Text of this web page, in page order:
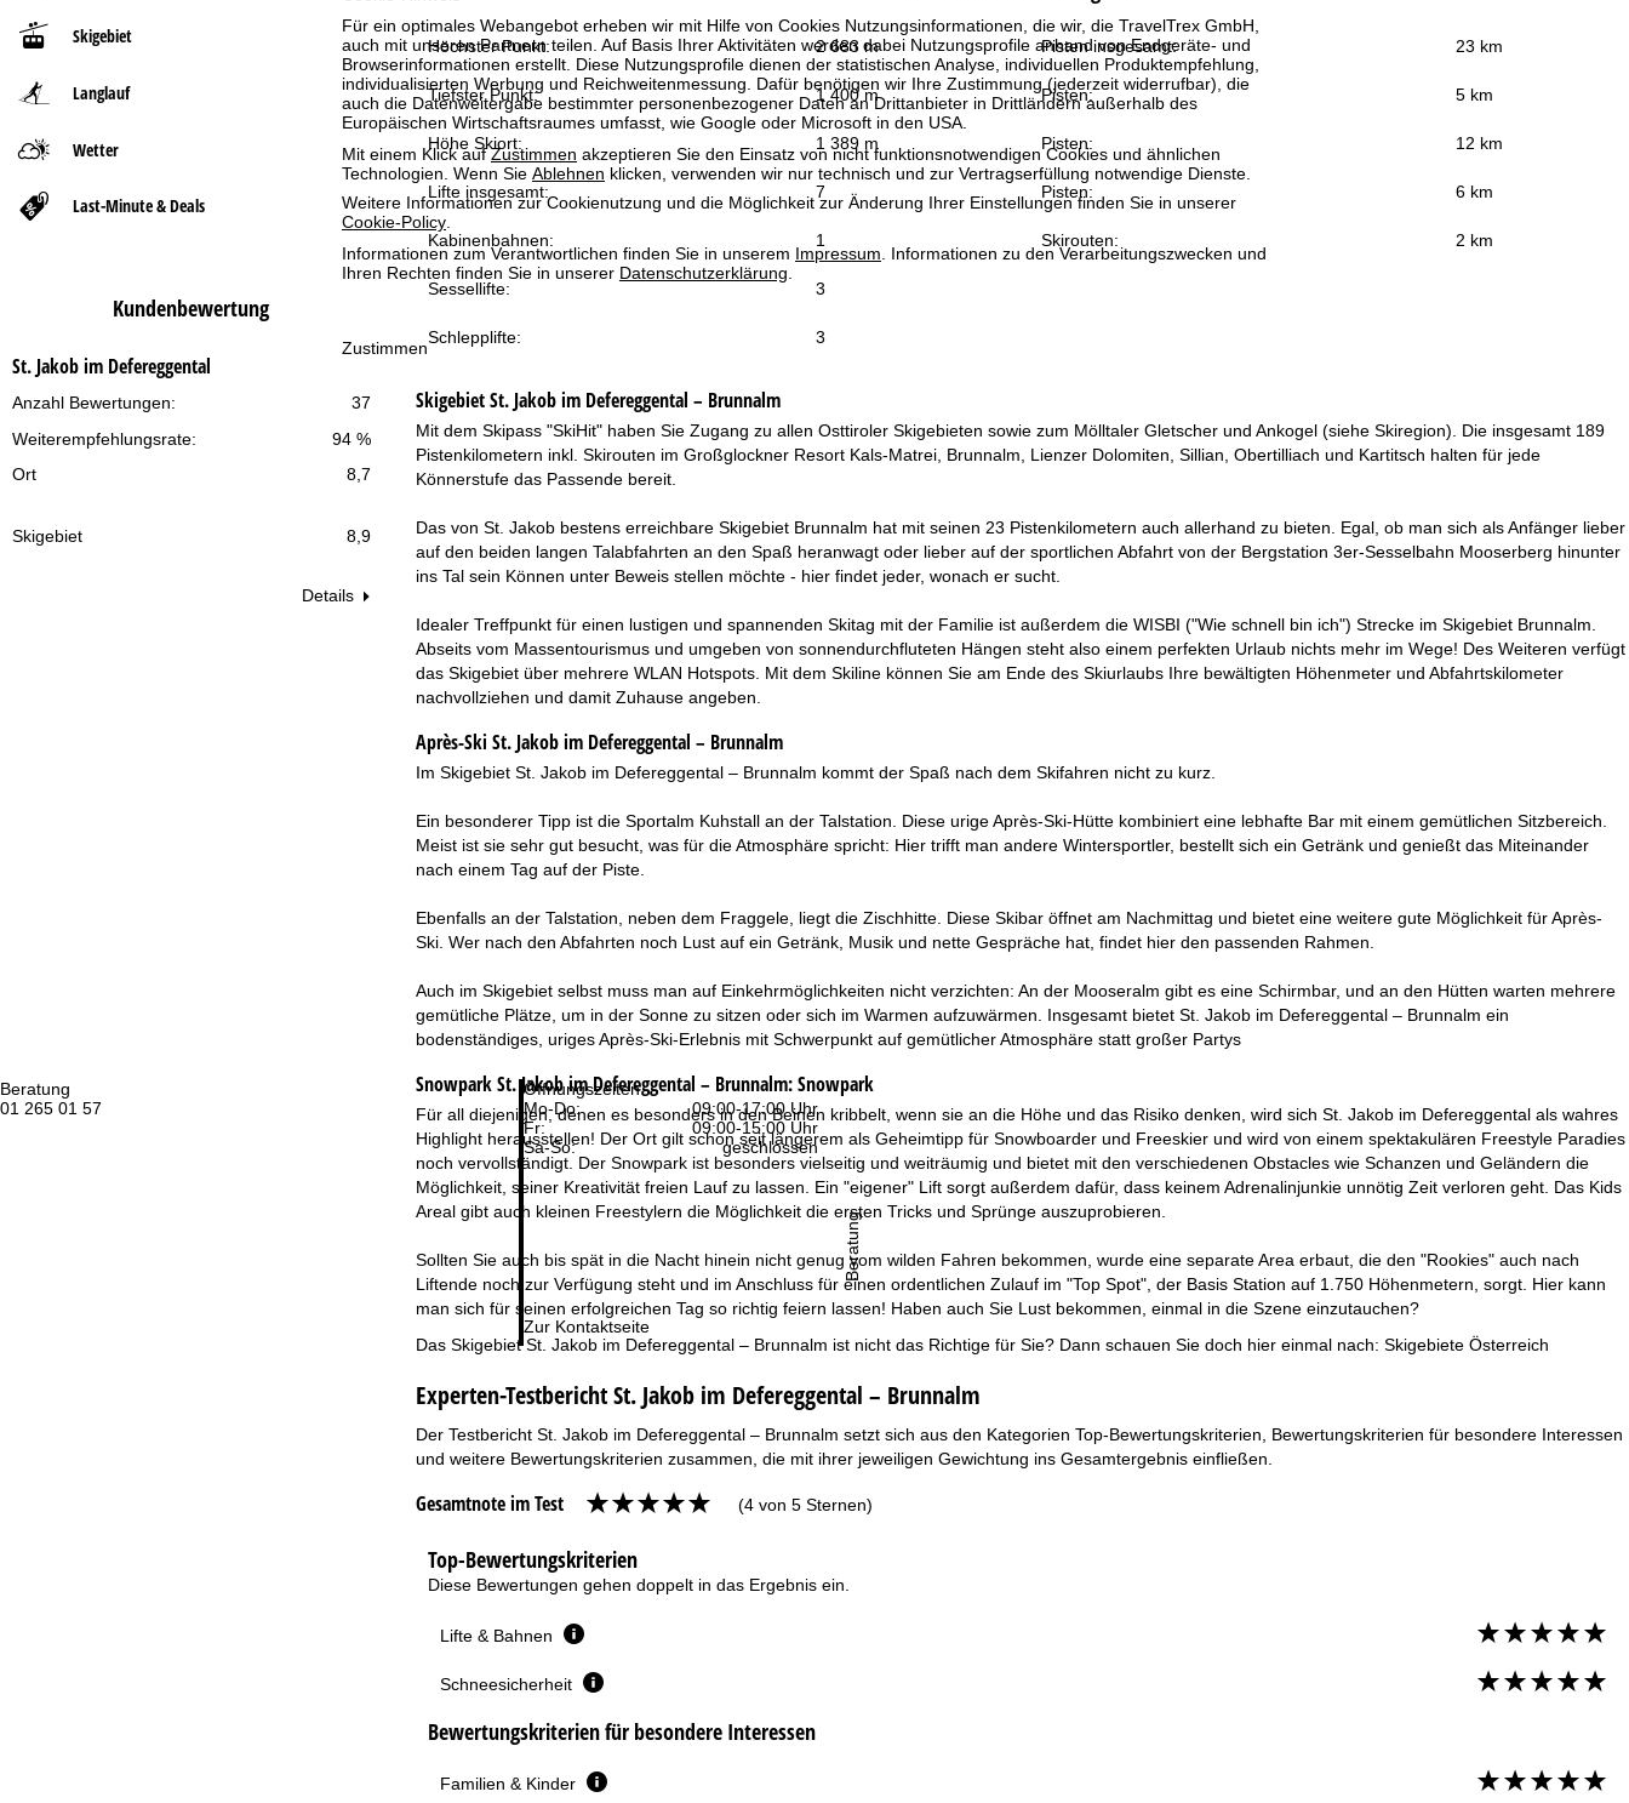
Für ein optimales Webangebot erheben wir mit Hilfe von Cookies Nutzungsinformationen, die wir, die TravelTrex GmbH,
auch mit unseren Partnern teilen. Auf Basis Ihrer Aktivitäten werden dabei Nutzungsprofile anhand von Endgeräte- und
Browserinformationen erstellt. Diese Nutzungsprofile dienen der statistischen Analyse, individuellen Produktempfehlung,
individualisierten Werbung und Reichweitenmessung. Dafür benötigen wir Ihre Zustimmung (jederzeit widerrufbar), die
auch die Datenweitergabe bestimmter personenbezogener Daten an Drittanbieter in Drittländern außerhalb des
Europäischen Wirtschaftsraumes umfasst, wie Google oder Microsoft in den USA.
Mit einem Klick aufZustimmen akzeptieren Sie den Einsatz von nicht funktionsnotwendigen Cookies und ähnlichen
Technologien. Wenn Sie Ablehnen klicken, verwenden wir nur technisch und zur Vertragserfüllung notwendige Dienste.
Weitere Informationen zur Cookienutzung und die Möglichkeit zur Änderung Ihrer Einstellungen finden Sie in unserer
Cookie-Policy.
Informationen zum Verantwortlichen finden Sie in unserem Impressum. Informationen zu den Verarbeitungszwecken und
Ihren Rechten finden Sie in unserer Datenschutzerklärung.
Zustimmen
Beratung
01 265 01 57
Öffnungszeiten
Mo-Do:
09:00-17:00 Uhr
Fr:
09:00-15:00 Uhr
Sa-So:
geschlossen
Zur Kontaktseite
Beratung
Skigebiet
Langlauf
Wetter
Last-Minute & Deals
Kundenbewertung
St. Jakob im Defereggental
37
Anzahl Bewertungen:
94 %
Weiterempfehlungsrate:
Ort
8,7
Skigebiet 8,9
Details
t
s
e
i
t
e
Höchster Punkt: 2 683 m Pisten insgesamt: 23 km
Tiefster Punkt: 1 400 m Pisten: 5 km
Höhe Skiort: 1 389 m Pisten: 12 km
Lifte insgesamt: 7 Pisten: 6 km
Kabinenbahnen: 1 Skirouten: 2 km
Sessellifte: 3
Schlepplifte: 3
SkigebietSt. Jakob im Defereggental – Brunnalm
Mit dem Skipass "SkiHit" haben Sie Zugang zu allen Osttiroler Skigebieten sowie zum Mölltaler Gletscher und Ankogel (siehe Skiregion). Die insgesamt 189
Pistenkilometern inkl. Skirouten im Großglockner Resort Kals-Matrei, Brunnalm, Lienzer Dolomiten, Sillian, Obertilliach und Kartitsch halten für jede
Könnerstufe das Passende bereit.
Das von St. Jakob bestens erreichbare Skigebiet Brunnalm hat mit seinen 23 Pistenkilometern auch allerhand zu bieten. Egal, ob man sich als Anfänger lieber
auf den beiden langen Talabfahrten an den Spaß heranwagt oder lieber auf der sportlichen Abfahrt von der Bergstation 3er-Sesselbahn Mooserberg hinunter
ins Tal sein Können unter Beweis stellen möchte - hier findet jeder, wonach er sucht.
Idealer Treffpunkt für einen lustigen und spannenden Skitag mit der Familie ist außerdem die WISBI ("Wie schnell bin ich") Strecke im Skigebiet Brunnalm.
Abseits vom Massentourismus und umgeben von sonnendurchfluteten Hängen steht also einem perfekten Urlaub nichts mehr im Wege! Des Weiteren verfügt
das Skigebiet über mehrere WLAN Hotspots. Mit dem Skiline können Sie am Ende des Skiurlaubs Ihre bewältigten Höhenmeter und Abfahrtskilometer
nachvollziehen und damit Zuhause angeben.
Après-Ski St. Jakob im Defereggental – Brunnalm
Im Skigebiet St. Jakob im Defereggental – Brunnalm kommt der Spaß nach dem Skifahren nicht zu kurz.
Ein besonderer Tipp ist die Sportalm Kuhstall an der Talstation. Diese urige Après-Ski-Hütte kombiniert eine lebhafte Bar mit einem gemütlichen Sitzbereich.
Meist ist sie sehr gut besucht, was für die Atmosphäre spricht: Hier trifft man andere Wintersportler, bestellt sich ein Getränk und genießt das Miteinander
nach einem Tag auf der Piste.
Ebenfalls an der Talstation, neben dem Fraggele, liegt die Zischhitte. Diese Skibar öffnet am Nachmittag und bietet eine weitere gute Möglichkeit für Après-
Ski. Wer nach den Abfahrten noch Lust auf ein Getränk, Musik und nette Gespräche hat, findet hier den passenden Rahmen.
Auch im Skigebiet selbst muss man auf Einkehrmöglichkeiten nicht verzichten: An der Mooseralm gibt es eine Schirmbar, und an den Hütten warten mehrere
gemütliche Plätze, um in der Sonne zu sitzen oder sich im Warmen aufzuwärmen. Insgesamt bietet St. Jakob im Defereggental – Brunnalm ein
bodenständiges, uriges Après-Ski-Erlebnis mit Schwerpunkt auf gemütlicher Atmosphäre statt großer Partys
Snowpark St. Jakob im Defereggental – Brunnalm:Snowpark
Für all diejenigen, denen es besonders in den Beinen kribbelt, wenn sie an die Höhe und das Risiko denken, wird sich St. Jakob im Defereggental als wahres
Highlight herausstellen! Der Ort gilt schon seit längerem als Geheimtipp für Snowboarder und Freeskier und wird von einem spektakulären Freestyle Paradies
noch vervollständigt. Der Snowpark ist besonders vielseitig und weiträumig und bietet mit den verschiedenen Obstacles wie Schanzen und Geländern die
Möglichkeit, seiner Kreativität freien Lauf zu lassen. Ein "eigener" Lift sorgt außerdem dafür, dass keinem Adrenalinjunkie unnötig Zeit verloren geht. Das Kids
Areal gibt auch kleinen Freestylern die Möglichkeit die ersten Tricks und Sprünge auszuprobieren.
Sollten Sie auch bis spät in die Nacht hinein nicht genug vom wilden Fahren bekommen, wurde eine separate Area erbaut, die den "Rookies" auch nach
Liftende noch zur Verfügung steht und im Anschluss für einen ordentlichen Zulauf im "Top Spot", der Basis Station auf 1.750 Höhenmetern, sorgt. Hier kann
man sich für seinen erfolgreichen Tag so richtig feiern lassen! Haben auch Sie Lust bekommen, einmal in die Szene einzutauchen?
Das Skigebiet St. Jakob im Defereggental – Brunnalm ist nicht das Richtige für Sie? Dann schauen Sie doch hier einmal nach: Skigebiete Österreich
Experten-Testbericht St. Jakob im Defereggental – Brunnalm
Der Testbericht St. Jakob im Defereggental – Brunnalm setzt sich aus den Kategorien Top-Bewertungskriterien, Bewertungskriterien für besondere Interessen
und weitere Bewertungskriterien zusammen, die mit ihrer jeweiligen Gewichtung ins Gesamtergebnis einfließen.
Gesamtnote im Test (4 von 5 Sternen)
Top-Bewertungskriterien
Diese Bewertungen gehen doppelt in das Ergebnis ein.
Lifte & Bahnen
Schneesicherheit
Bewertungskriterien für besondere Interessen
Familien & Kinder